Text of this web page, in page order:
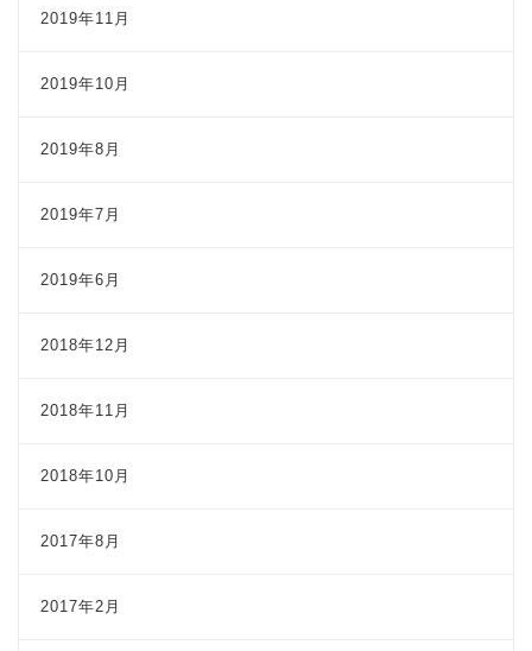
2019年11月
2019年10月
2019年8月
2019年7月
2019年6月
2018年12月
2018年11月
2018年10月
2017年8月
2017年2月